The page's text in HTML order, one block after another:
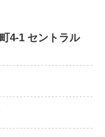
4-1 セントラル